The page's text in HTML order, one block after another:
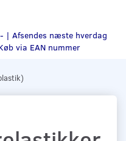
Afsendes næste hverdag
via EAN nummer